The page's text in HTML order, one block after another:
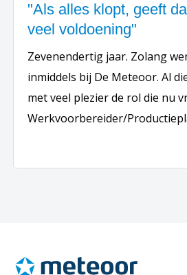
"Als alles klopt, geeft
veel voldoening"
Zevenendertig jaar. Zolang
inmiddels bij De Meteoor. Al
met veel plezier de rol die nu
Werkvoorbereider/